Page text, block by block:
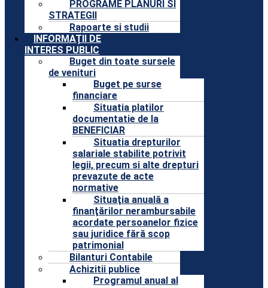
PROGRAME PLANURI SI
STRATEGII
Rapoarte si studii
INFORMAȚII DE
INTERES PUBLIC
Buget din toate sursele
de venituri
Buget pe surse
financiare
Situatia platilor
documentatie de la
BENEFICIAR
Situatia drepturilor
salariale stabilite potrivit
legii, precum si alte drepturi
prevazute de acte
normative
Situaţia anuală a
finanţărilor nerambursabile
acordate persoanelor fizice
sau juridice fără scop
patrimonial
Bilanturi Contabile
Achizitii publice
Programul anual al